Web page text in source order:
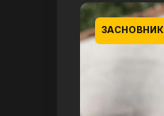
ЗАСНОВНИК